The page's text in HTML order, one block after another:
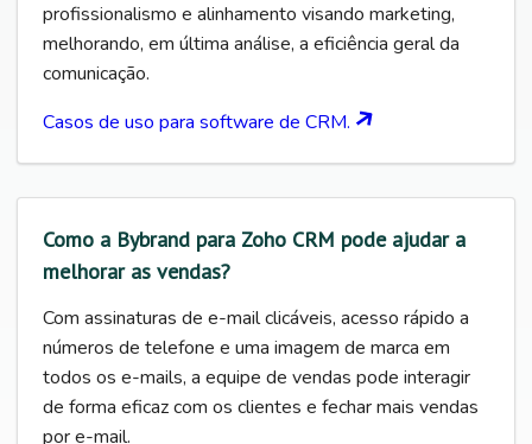
profissionalismo e alinhamento visando marketing,
melhorando, em última análise, a eficiência geral da
comunicação.
Casos de uso para software de CRM.
Como a Bybrand para Zoho CRM pode ajudar a
melhorar as vendas?
Com assinaturas de e-mail clicáveis, acesso rápido a
números de telefone e uma imagem de marca em
todos os e-mails, a equipe de vendas pode interagir
de forma eficaz com os clientes e fechar mais vendas
por e-mail.